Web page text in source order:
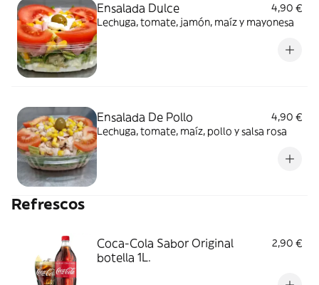
Ensalada Dulce
4,90 €
Lechuga, tomate, jamón, maíz y mayonesa
Ensalada De Pollo
4,90 €
Lechuga, tomate, maíz, pollo y salsa rosa
Refrescos
Coca-Cola Sabor Original
botella 1L.
2,90 €